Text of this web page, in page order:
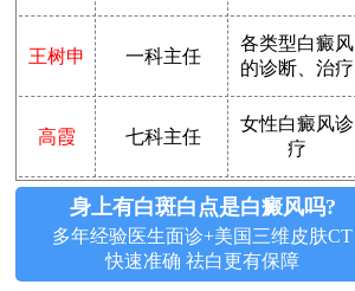
王树申 一科主任
各类型白癜风
的诊断、治疗
高霞 七科主任
女性白癜风诊
疗
身上有白斑白点是白癜风吗?
多年经验医生面诊+美国三维皮肤CT
快速准确 祛白更有保障